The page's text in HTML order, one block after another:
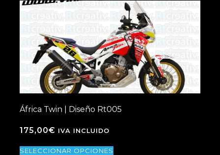
África Twin | Diseño Rt005
175,00€ IVA INCLUIDO
SELECCIONAR OPCIONES